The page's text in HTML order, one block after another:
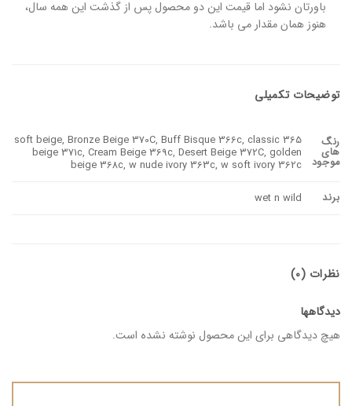
باورتان نشود اما قیمت این دو محصول پس از گذشت این همه سال،
هنوز همان مقدار می باشد.
توضیحات تکمیلی
رنگ
های
موجود
365 soft beige, Bronze Beige 370C, Buff Bisque 366c, classic
beige 371c, Cream Beige 369c, Desert Beige 372C, golden
beige 368c, w nude ivory 363c, w soft ivory 362c
برند wet n wild
نظرات (0)
دیدگاهها
هیچ دیدگاهی برای این محصول نوشته نشده است.